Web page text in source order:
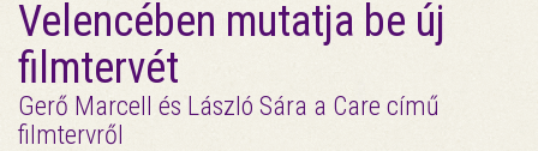
Velencében mutatja be új
filmtervét
Gerő Marcell és László Sára a Care című
filmtervről